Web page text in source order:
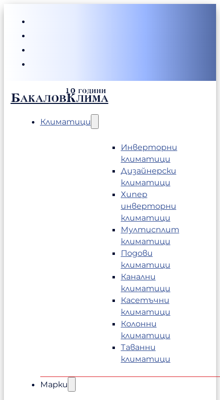
БакаловКлима
Климатици
Инверторни
климатици
Дизайнерски
климатици
Хипер
инверторни
климатици
Мултисплит
климатици
Подови
климатици
Канални
климатици
Касетъчни
климатици
Колонни
климатици
Таванни
климатици
Марки